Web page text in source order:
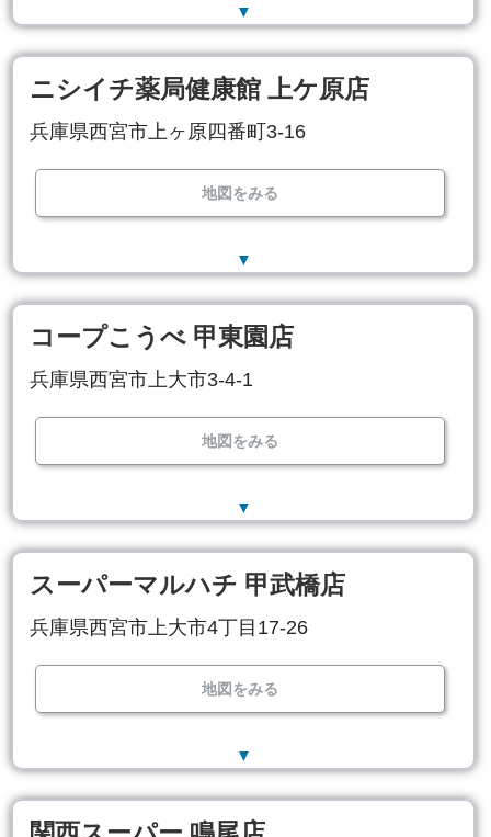
▼
ニシイチ薬局健康館 上ケ原店
兵庫県西宮市上ヶ原四番町3-16
地図をみる
▼
コープこうべ 甲東園店
兵庫県西宮市上大市3-4-1
地図をみる
▼
スーパーマルハチ 甲武橋店
兵庫県西宮市上大市4丁目17-26
地図をみる
▼